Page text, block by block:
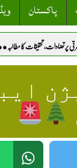
پاکستان
مانسہرہ میں بجلی